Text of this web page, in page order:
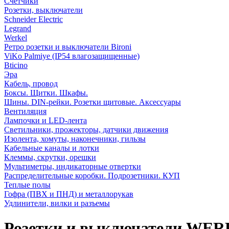
Розетки, выключатели
Schneider Electric
Legrand
Werkel
Ретро розетки и выключатели Bironi
ViKo Palmiye (IP54 влагозащищенные)
Bticino
Эра
Кабель, провод
Боксы. Щитки. Шкафы.
Шины. DIN-рейки. Розетки щитовые. Аксессуары
Вентиляция
Лампочки и LED-лента
Светильники, прожекторы, датчики движения
Изолента, хомуты, наконечники, гильзы
Кабельные каналы и лотки
Клеммы, скрутки, орешки
Мультиметры, индикаторные отвертки
Распределительные коробки. Подрозетники. КУП
Теплые полы
Гофра (ПВХ и ПНД) и металлорукав
Удлинители, вилки и разъемы